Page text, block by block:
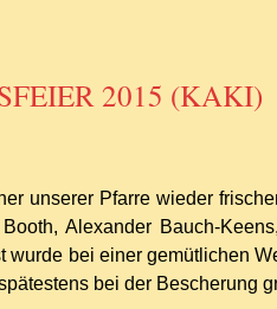
2015 (KAKI)
unserer Pfarre wieder
Alexander Bauch-
wurde bei einer gemütlichen
bei der Bescherung